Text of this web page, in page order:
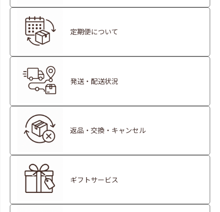
定期便について
発送・配送状況
返品・交換・キャンセル
ギフトサービス